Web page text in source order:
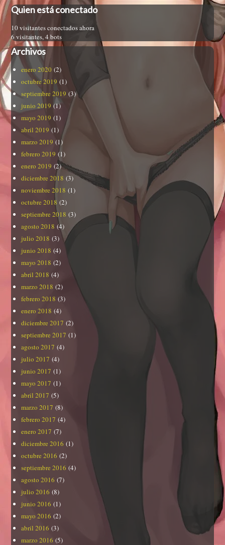
Quien está conectado
10 visitantes conectados ahora
6 visitantes,4 bots
Archivos
enero 2020 (2)
octubre 2019 (1)
septiembre 2019 (3)
junio 2019 (1)
mayo 2019 (1)
abril 2019 (1)
marzo 2019 (1)
febrero 2019 (1)
enero 2019 (2)
diciembre 2018 (3)
noviembre 2018 (1)
octubre 2018 (2)
septiembre 2018 (3)
agosto 2018 (4)
julio 2018 (3)
junio 2018 (4)
mayo 2018 (2)
abril 2018 (4)
marzo 2018 (2)
febrero 2018 (3)
enero 2018 (4)
diciembre 2017 (2)
septiembre 2017 (1)
agosto 2017 (4)
julio 2017 (4)
junio 2017 (1)
mayo 2017 (1)
abril 2017 (5)
marzo 2017 (8)
febrero 2017 (4)
enero 2017 (7)
diciembre 2016 (1)
octubre 2016 (2)
septiembre 2016 (4)
agosto 2016 (7)
julio 2016 (8)
junio 2016 (1)
mayo 2016 (2)
abril 2016 (3)
marzo 2016 (5)